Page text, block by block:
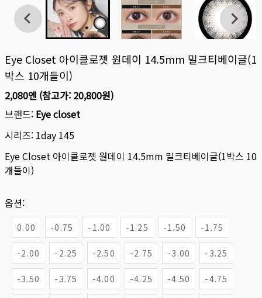
Eye Closet 아이클로젯 원데이 14.5mm 밀크티베이글(1
박스 10개들이)
2,080엔 (참고가: 20,800원)
브랜드: Eye closet
시리즈: 1day 145
Eye Closet 아이클로젯 원데이 14.5mm 밀크티베이글(1박스 10
개들이)
옵션:
0.00 -0.75 -1.00 -1.25 -1.50 -1.75
-2.00 -2.25 -2.50 -2.75 -3.00 -3.25
-3.50 -3.75 -4.00 -4.25 -4.50 -4.75